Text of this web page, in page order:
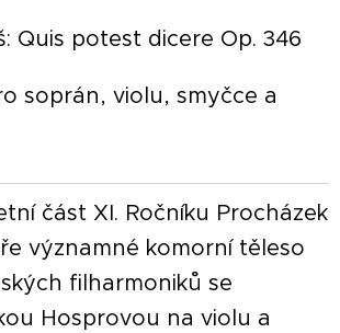
Quis potest dicere Op. 346
soprán, violu, smyčce a
část XI. Ročníku Procházek
významné komorní těleso
filharmoniků se
Hosprovou na violu a